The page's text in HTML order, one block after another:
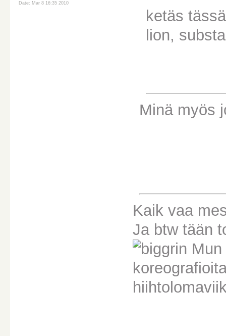
Date: Mar 8 16:35 2010
ketäs
lion,
Minä myös
Kaik vaa
Ja btw tään